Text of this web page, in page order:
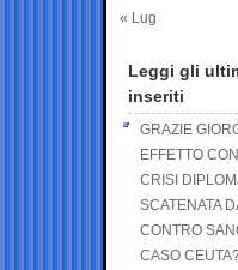
« Lug
Leggi gli
inseriti
GRAZIE
EFFETTO
CRISI
SCATENATA
CONTRO
CASO